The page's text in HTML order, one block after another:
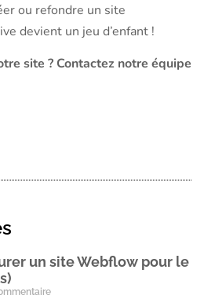
ou refondre un site
devient un jeu d’enfant !
site ? Contactez notre équipe
un site Webflow pour le